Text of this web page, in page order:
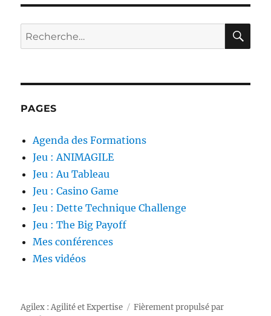
Recherche
pour :
PAGES
Agenda des Formations
Jeu : ANIMAGILE
Jeu : Au Tableau
Jeu : Casino Game
Jeu : Dette Technique Challenge
Jeu : The Big Payoff
Mes conférences
Mes vidéos
Agilex : Agilité et Expertise
Fièrement propulsé par